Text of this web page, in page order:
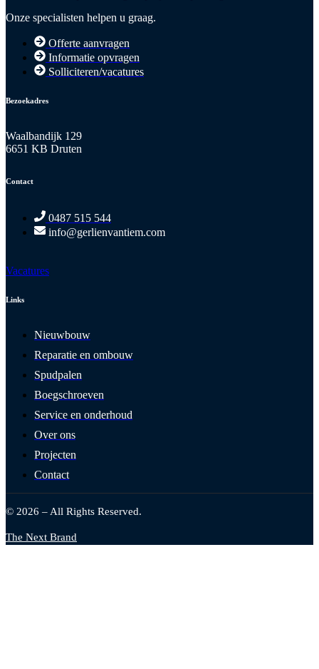
Onze specialisten helpen u graag.
Offerte aanvragen
Informatie opvragen
Solliciteren/vacatures
Bezoekadres
Waalbandijk 129
6651 KB Druten
Contact
0487 515 544
info@gerlienvantiem.com
Vacatures
Links
Nieuwbouw
Reparatie en ombouw
Spudpalen
Boegschroeven
Service en onderhoud
Over ons
Projecten
Contact
© 2026 – All Rights Reserved.
The Next Brand